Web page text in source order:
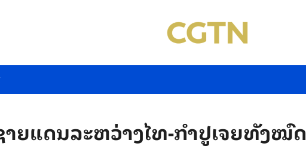
ຍ​ແດນ​ລ​ະ​ຫວ່າງ​ໄທ-ກໍ​າ​ປູ​ເຈຍທັງ​ໝົດ